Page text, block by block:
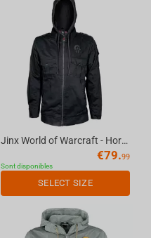
Jinx World of Warcraft - Horde Fatigue Jacket Black, 2XL
€79.99
Sont disponibles
SELECT SIZE